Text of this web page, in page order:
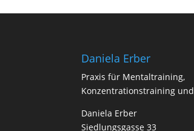
Daniela Erber
Praxis für Mentaltraining,
Konzentrationstraining
Daniela Erber
Siedlungsgasse 33